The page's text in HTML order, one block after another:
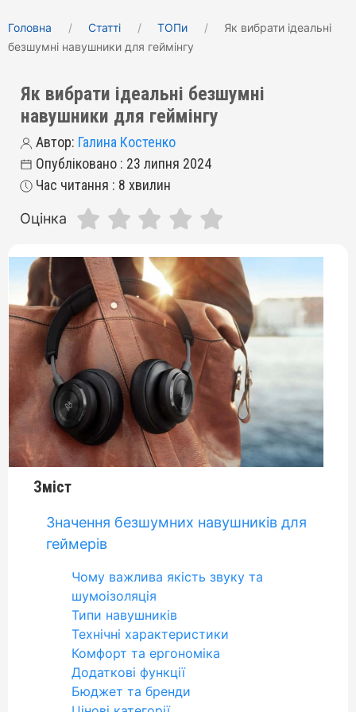
Головна Статті ТОПи
Як вибрати ідеальні
безшумні навушники для геймінгу
Як вибрати ідеальні безшумні
навушники для геймінгу
Автор: Галина Костенко
Опубліковано : 23 липня 2024
Час читання : 8 хвилин
Оцінка
Зміст
Значення безшумних навушників для
геймерів
Чому важлива якість звуку та
шумоізоляція
Типи навушників
Технічні характеристики
Комфорт та ергономіка
Додаткові функції
Бюджет та бренди